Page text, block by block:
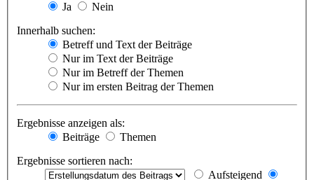
Ja
Nein
Innerhalb suchen:
Betreff und Text der Beiträge
Nur im Text der Beiträge
Nur im Betreff der Themen
Nur im ersten Beitrag der Themen
Ergebnisse anzeigen als:
Beiträge
Themen
Ergebnisse sortieren nach:
Aufsteigend